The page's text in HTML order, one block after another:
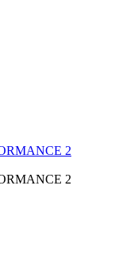
2
2